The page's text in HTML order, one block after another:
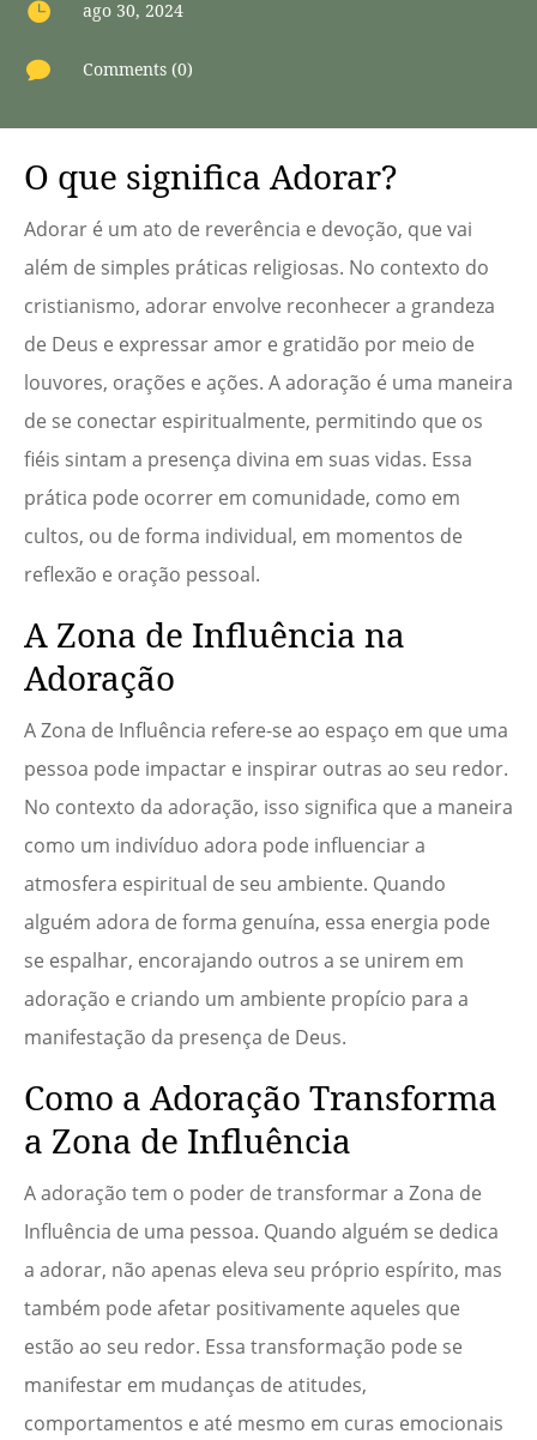
 ago 30, 2024
 Comments (0)
O que significa Adorar?
Adorar é um ato de reverência e devoção, que vai
além de simples práticas religiosas. No contexto do
cristianismo, adorar envolve reconhecer a grandeza
de Deus e expressar amor e gratidão por meio de
louvores, orações e ações. A adoração é uma maneira
de se conectar espiritualmente, permitindo que os
fiéis sintam a presença divina em suas vidas. Essa
prática pode ocorrer em comunidade, como em
cultos, ou de forma individual, em momentos de
reflexão e oração pessoal.
A Zona de Influência na
Adoração
A Zona de Influência refere-se ao espaço em que uma
pessoa pode impactar e inspirar outras ao seu redor.
No contexto da adoração, isso significa que a maneira
como um indivíduo adora pode influenciar a
atmosfera espiritual de seu ambiente. Quando
alguém adora de forma genuína, essa energia pode
se espalhar, encorajando outros a se unirem em
adoração e criando um ambiente propício para a
manifestação da presença de Deus.
Como a Adoração Transforma
a Zona de Influência
A adoração tem o poder de transformar a Zona de
Influência de uma pessoa. Quando alguém se dedica
a adorar, não apenas eleva seu próprio espírito, mas
também pode afetar positivamente aqueles que
estão ao seu redor. Essa transformação pode se
manifestar em mudanças de atitudes,
comportamentos e até mesmo em curas emocionais